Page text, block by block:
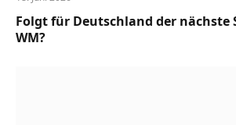
Folgt für Deutschland der nächste
WM?